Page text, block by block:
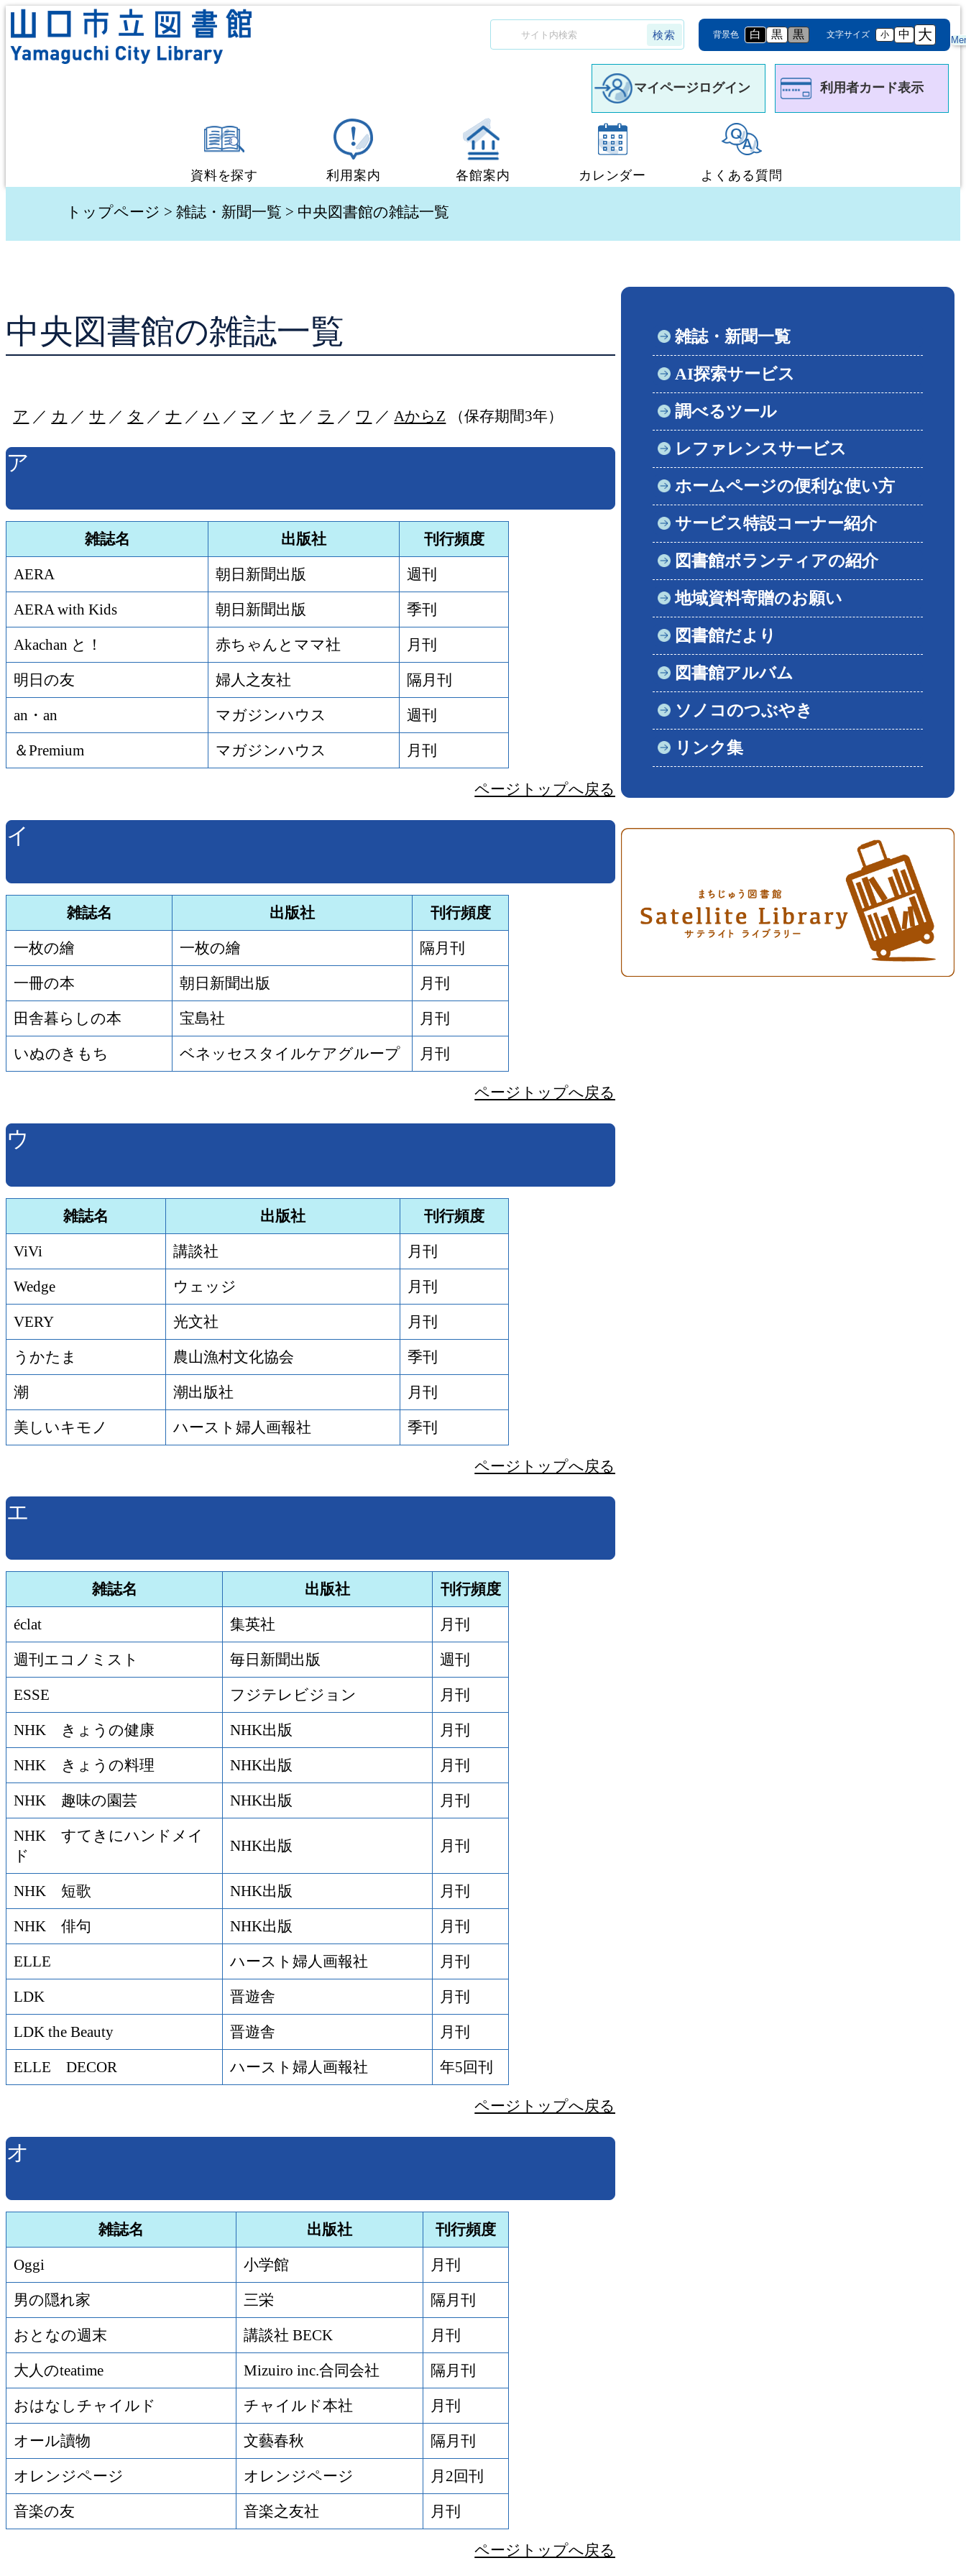
背景色 白 黒 黒 文字サイズ 小 中 大
マイページログイン 利用者カード表示
資料を探す
蔵書検索・予約
貸出ランキング
利用案内
図書館利用案内
レファレンスサービス
各館案内
阿東図書館
カレンダー よくある質問
トップページ > 雑誌・新聞一覧 > 中央図書館の雑誌一覧
中央図書館の雑誌一覧
ア ／ カ ／ サ ／ タ ／ナ ／ハ ／ マ ／ ヤ ／ ラ ／ ワ ／ AからZ （保存期間3年）
ア
雑誌名 出版社 刊行頻度
AERA 朝日新聞出版 週刊
AERA with Kids 朝日新聞出版 季刊
Akachan と！ 赤ちゃんとママ社 月刊
明日の友 婦人之友社 隔月刊
an・an マガジンハウス 週刊
＆Premium マガジンハウス 月刊
ページトップへ戻る
イ
雑誌名 出版社 刊行頻度
一枚の繪 一枚の繪 隔月刊
一冊の本 朝日新聞出版 月刊
田舎暮らしの本 宝島社 月刊
いぬのきもち ベネッセスタイルケアグループ 月刊
ページトップへ戻る
ウ
雑誌名 出版社 刊行頻度
ViVi 講談社 月刊
Wedge ウェッジ 月刊
VERY 光文社 月刊
うかたま 農山漁村文化協会 季刊
潮 潮出版社 月刊
美しいキモノ ハースト婦人画報社 季刊
ページトップへ戻る
エ
雑誌名 出版社 刊行頻度
éclat 集英社 月刊
週刊エコノミスト 毎日新聞出版 週刊
ESSE フジテレビジョン 月刊
NHK きょうの健康 NHK出版 月刊
NHK きょうの料理 NHK出版 月刊
NHK 趣味の園芸 NHK出版 月刊
NHK すてきにハンドメイ
ド
NHK出版 月刊
NHK 短歌 NHK出版 月刊
NHK 俳句 NHK出版 月刊
ELLE ハースト婦人画報社 月刊
LDK 晋遊舎 月刊
LDK the Beauty 晋遊舎 月刊
ELLE DECOR ハースト婦人画報社 年5回刊
ページトップへ戻る
オ
雑誌名 出版社 刊行頻度
Oggi 小学館 月刊
男の隠れ家 三栄 隔月刊
おとなの週末 講談社 BECK 月刊
大人のteatime Mizuiro inc.合同会社 隔月刊
おはなしチャイルド チャイルド本社 月刊
オール讀物 文藝春秋 隔月刊
オレンジページ オレンジページ 月2回刊
音楽の友 音楽之友社 月刊
ページトップへ戻る
雑誌・新聞一覧
AI探索サービス
調べるツール
レファレンスサービス
ホームページの便利な使い方
サービス特設コーナー紹介
図書館ボランティアの紹介
地域資料寄贈のお願い
図書館だより
図書館アルバム
ソノコのつぶやき
リンク集